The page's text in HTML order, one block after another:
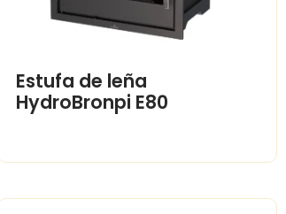
Estufa de leña
HydroBronpi E80